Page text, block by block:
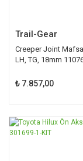
Trail-Gear
Creeper Joint
LH, TG, 18mm
₺ 7.857,00